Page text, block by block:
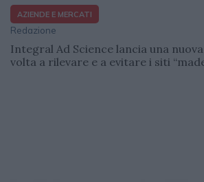
AZIENDE E MERCATI
Redazione
Integral Ad Science lancia una
volta a rilevare e a evitare i siti